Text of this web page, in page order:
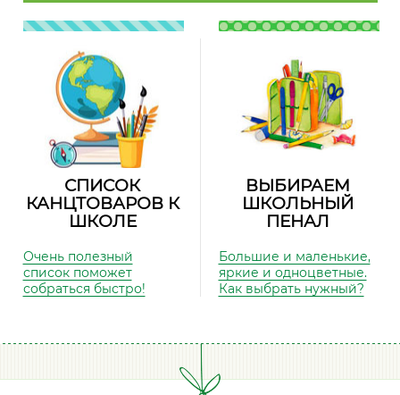
СПИСОК
КАНЦТОВАРОВ К
ШКОЛЕ
Очень полезный
список поможет
собраться быстро!
ВЫБИРАЕМ
ШКОЛЬНЫЙ
ПЕНАЛ
Большие и маленькие,
яркие и одноцветные.
Как выбрать нужный?